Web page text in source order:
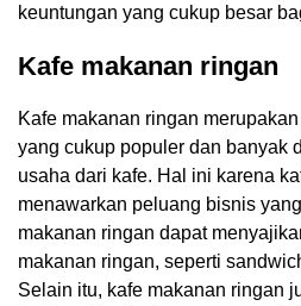
keuntungan yang cukup besar
Kafe makanan ringan
Kafe makanan ringan
yang cukup populer dan banyak
usaha dari kafe. Hal ini karena
menawarkan peluang bisnis
makanan ringan dapat
makanan ringan, seperti
Selain itu, kafe makanan ringan